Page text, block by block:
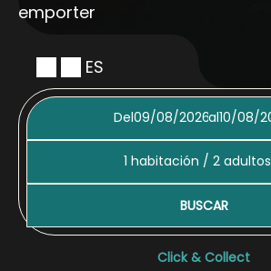
emporter
ES
Del al
1 habitación / 2 adultos
BUSCAR
Click & Collect